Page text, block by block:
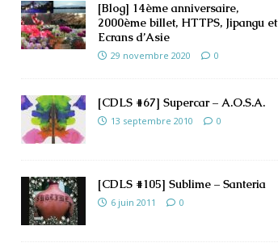
[Blog] 14ème anniversaire,
2000ème billet, HTTPS, Jipangu et
Ecrans d’Asie
29 novembre 2020 0
[CDLS #67] Supercar – A.O.S.A.
13 septembre 2010 0
[CDLS #105] Sublime – Santeria
6 juin 2011 0